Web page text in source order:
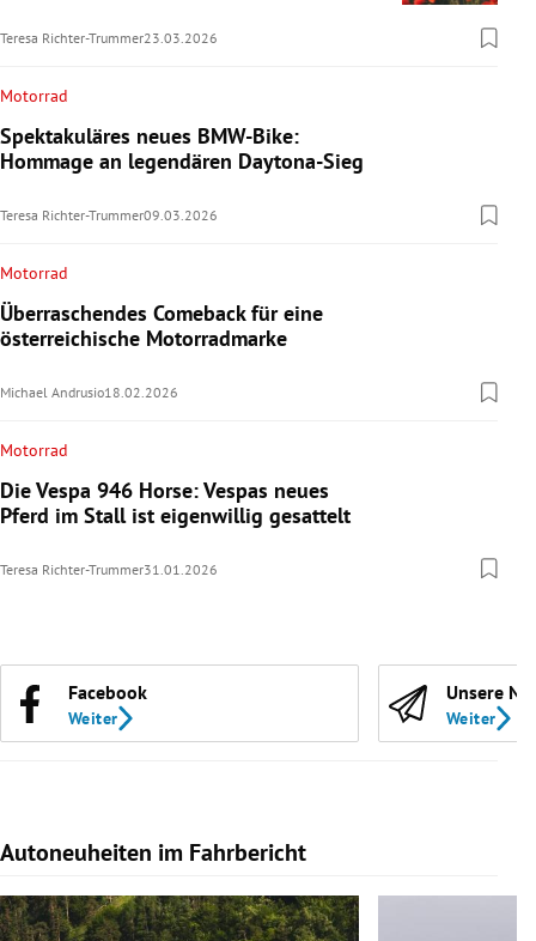
Teresa Richter-Trummer23.03.2026
Motorrad
Spektakuläres neues BMW-Bike:
Hommage an legendären Daytona-Sieg
Teresa Richter-Trummer09.03.2026
Motorrad
Überraschendes Comeback für eine
österreichische Motorradmarke
Michael Andrusio18.02.2026
Motorrad
Die Vespa 946 Horse: Vespas neues
Pferd im Stall ist eigenwillig gesattelt
Teresa Richter-Trummer31.01.2026
Facebook
Weiter
Unsere
Weiter
Autoneuheiten im Fahrbericht
Slide 1 von 7